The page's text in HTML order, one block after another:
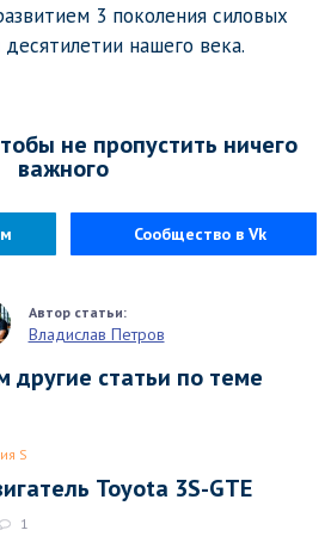
3 поколения силовых
нашего века.
не пропустить ничего
важного
Сообщество в Vk
Владислав Петров
другие статьи по теме
S
Toyota 3S-GTE
1